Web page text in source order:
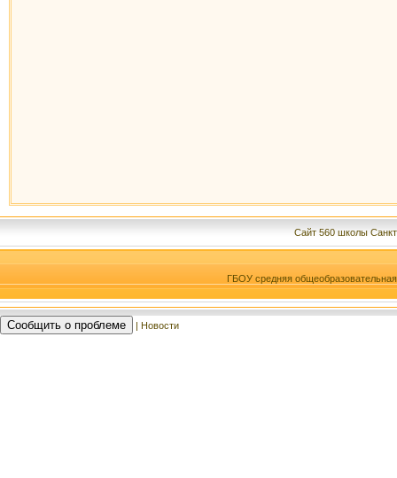
Сайт 560 школы
ГБОУ средняя
Сообщить о проблеме | Новости